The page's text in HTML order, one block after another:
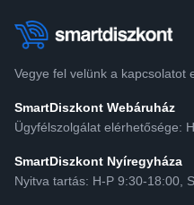
Vegye fel velünk a kapcsolatot
SmartDiszkont Webáruház
Ügyfélszolgálat elérhetősége:
SmartDiszkont Nyíregyháza
Nyitva tartás: H-P 9:30-18:00,